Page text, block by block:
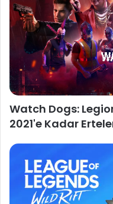
Watch Dogs:
2021'e Kadar